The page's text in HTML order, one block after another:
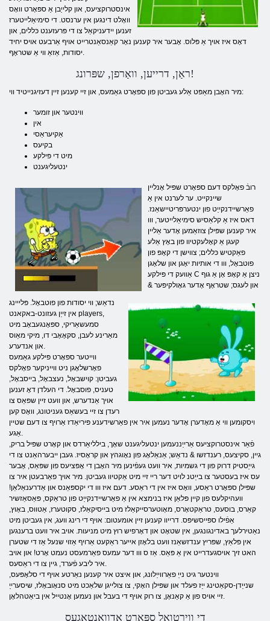
אינסטרוקציעס, און קלייַבן אַ ספּאָרט וואָס
וואָלט דינגען אין ערנסט. די סימיאַלייטערז
זענען יידעניקאַל צו די פּרעזענט כּללים, און
דאָס איז אויך אַ פּלוס. אָבער איר קענען נאָר קאַנסאַנטרייט אויף אַרבעט אויס יחיד
יסודות, אַזאַ ווי אַ שטראָף.
ראַן, דרייען, וואַרפן, שפּרונג!
מיר האָבן מאַפּט אַלע געביטן פון ספּאָרט גאַמעס, און זיי קענען זיין דעזיגנייטיד ווי:
ווינטער און זומער
אין
אַקיעראַסי
בקיעס
מיט די פּילקע
ינטעליגענט
רובֿ פאָלקס דעם ספּאָרט שפּיל אָנליין
שיינקייט. ער לערנט אין אַ
פאַרשיידנקייַט פון ינטערפּריטיישאַנז.
דאס איז אַ קלאַסיש סימיאַלייטער, ווו
איר קענען שפּילן צוזאַמען אָדער אַליין
קעגן אַ קאָלעקטיוו פון באָץ אַלע
פאַקטיש כּללים; צווישן די קאָפּ פון
פוטבאָל, ווו די אותיות יאָגן און שלאָגן
אַוועק די פּילקע C ניצן אַ קאָפּ אָן אַ גוף
און לעגס; שטראָף אָדער גאָולקיפּער &
נדאַש; ווי יסודות פון פוטבאָל. פּלייינג
אין זייַן געזונט-באקאנט players,
סמעשאַריקי, ספּאָנגעבאָב מיט
מאַרינע לעבן, סקאָאָבי דו, מיקי מאַוס
און אנדערע.
ווייטער ספּאָרט פּילקע גאַמעס
פאָרשלאָגן ניט ווייניקער פאָלקס
געביטן: קוישבאָל, נעצבאָל, בייסבאָל,
טעניס, פוסבאָל. די העלדן דאָ זענען
אויך אַנדערש, און וועט זיין שפּאַס צו
רעדן צו זיי בעשאַס געניטונג, וואָס קען
ויסקומען ווי אַ מאָדערן אָדער נעמען איר אין פאַרשידענע פּיריאַדז אַרויף צו דעם שטיין
אַגע.
פֿאַר אינסטרוקציעס אַרייַננעמען ינטעליגענט שאָך, בילליאַרדס און קאָרט שפּיל בריק,
גיין, סקיצעס, רענדזשו & נדאַש; אַנאַלאָג פון נאָוגהץ און קראָסיז. געבן ייבערהאַנט צו די
גייַסטיק דרוק פון די גשמיות, איר וועט געפֿינען מיר האָבן די אָפּציעס פון שפּאַס, אָבער
עס איז בעסטער צו בייַטנ לויט דער ריי זיי מיט אַקטיוו געביטן. מיר אויך פאַרבעטן איר צו
שפּילן ספּאָרט ראַסע, וואָס איז אין די ראַסע. דעם איז ווו די יקספּאַנס און אַדרענאַלאַן!
וועהיקלעס פון קיין פּלאַן איז בנימצא אין אַ פאַרשיידנקייַט פון טראַקס, פּאַסאַזשיר
קאַרס, בוסעס, טראַקטאָרס, מאָוטערסייקאַלז מיט בייסיקאַלז, סקוטערז, אַטווס, באָוץ,
אַפֿילו ספּייסשיפּס. דרייוו קענען זיין אומעטום: אויף די רינג וועג, אין געביטן מיט
נאַטירלעך באדינגונגען, אין שטאָט און דאָרפיש רוץ מיט מניעות. אויב איר וועט ברענגען
אין פּלאַץ, שפּריץ ענדזשאַנז וועט בלאָזן אייער ראַקעט אַרויף אַזוי שנעל אַז די שטערן
האט זיך אויסגעדרייט אין אַ פּאַס. אַז ס ווו דער עמעס פאַרמעסט נעמט אָרט! און אויב
איר ליבע פֿערד, גיין צו די ראַסעס.
ווינטער גיט נייַ פאַרווייַלונג, און איצט איר קענען נאַרטע אויף די סלאָפּעס,
שנייַדן-סקאַטינג ייַז פעלד און שפּילן האָקי, צו צולייגן שלאַכט מיט סנאָובאָלז, שיסערייַ
זיי אויס פון אַ קאַנאָן, צו רוק אויף די בעבל און נעמען אָנטייל אין ביאַטהלאָן.
די ווירטואַל ספּאָרט אַדוואַנטאַגעס